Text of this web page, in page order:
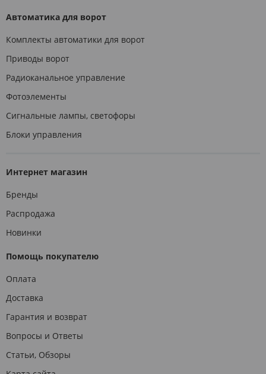
Автоматика для ворот
Комплекты автоматики для ворот
Приводы ворот
Радиоканальное управление
Фотоэлементы
Сигнальные лампы, светофоры
Блоки управления
Интернет магазин
Бренды
Распродажа
Новинки
Помощь покупателю
Оплата
Доставка
Гарантия и возврат
Вопросы и Ответы
Статьи, Обзоры